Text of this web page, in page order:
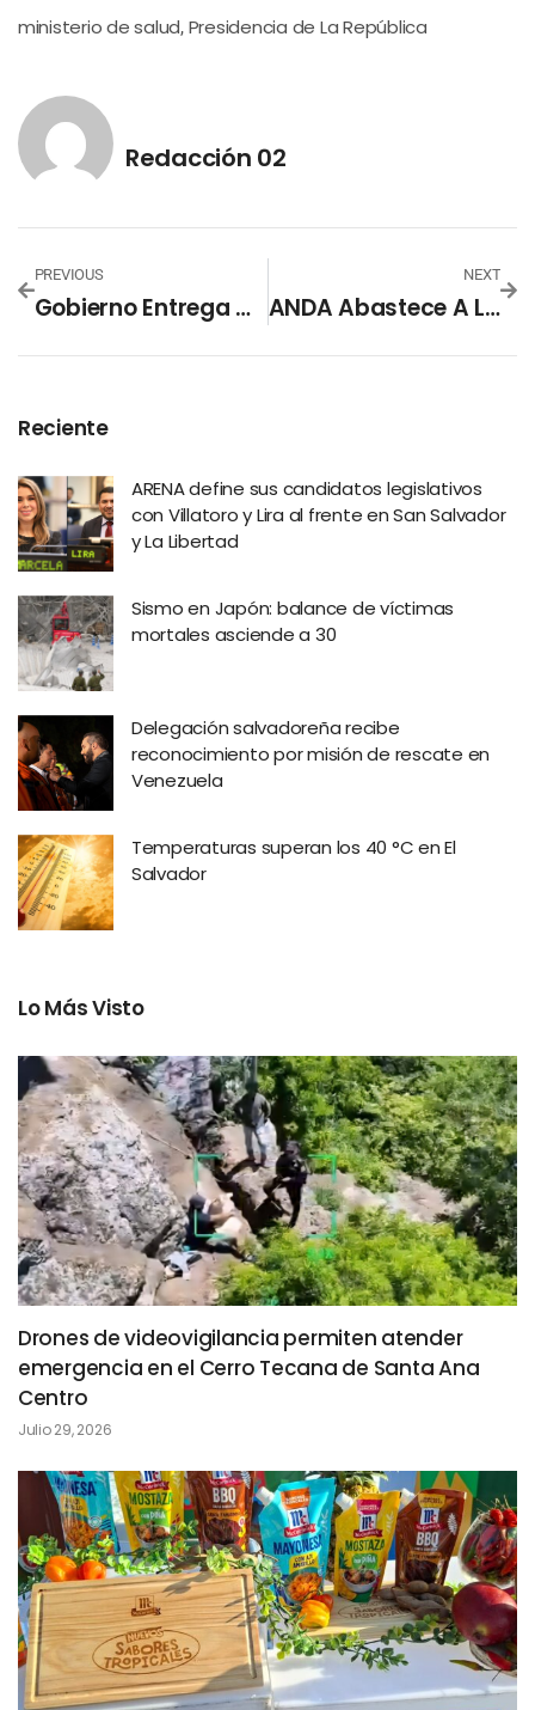
ministerio de salud, Presidencia de La República
Redacción 02
PREVIOUS
Gobierno Entrega Apoyo Económico De $300 Al 75 % De Los Hogares
NEXT
ANDA Abastece A Los Salvadoreños Durante La Cuarentena
Reciente
ARENA define sus candidatos legislativos
con Villatoro y Lira al frente en San Salvador
y La Libertad
Sismo en Japón: balance de víctimas
mortales asciende a 30
Delegación salvadoreña recibe
reconocimiento por misión de rescate en
Venezuela
Temperaturas superan los 40 °C en El
Salvador
Lo Más Visto
Drones de videovigilancia permiten atender
emergencia en el Cerro Tecana de Santa Ana
Centro
Julio 29, 2026